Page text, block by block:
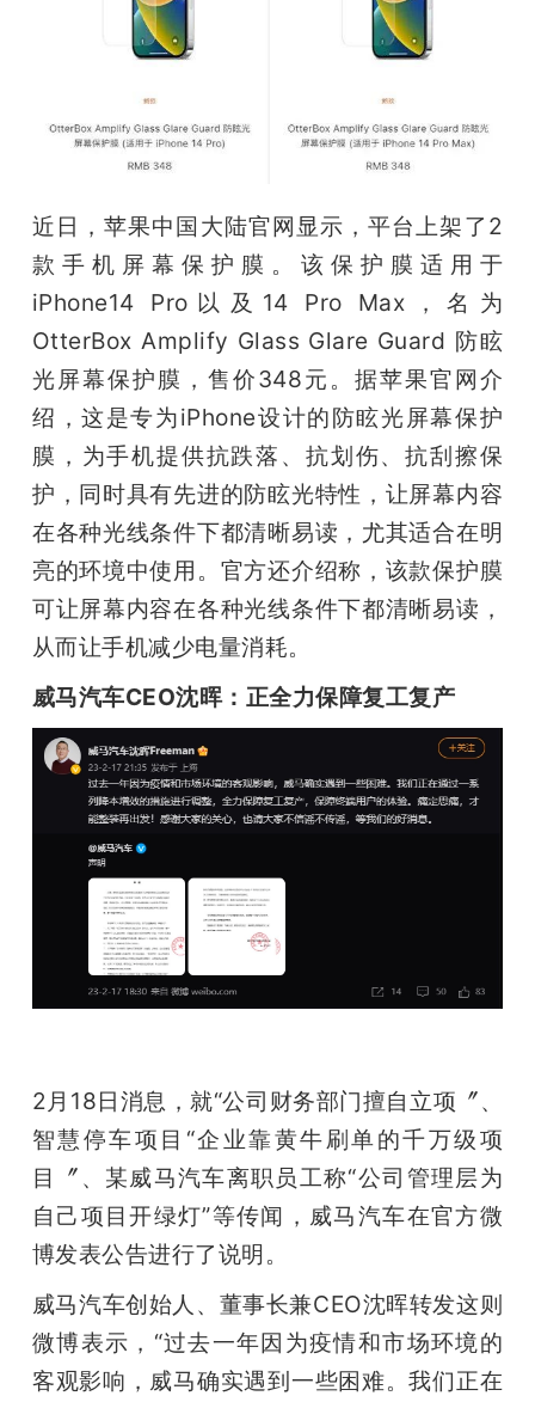
近日，苹果中国大陆官网显示，平台上架了2
款手机屏幕保护膜。该保护膜适用于
iPhone14 Pro以及14 Pro Max，名为
OtterBox Amplify Glass Glare Guard 防眩
光屏幕保护膜，售价348元。据苹果官网介
绍，这是专为iPhone设计的防眩光屏幕保护
膜，为手机提供抗跌落、抗划伤、抗刮擦保
护，同时具有先进的防眩光特性，让屏幕内容
在各种光线条件下都清晰易读，尤其适合在明
亮的环境中使用。官方还介绍称，该款保护膜
可让屏幕内容在各种光线条件下都清晰易读，
从而让手机减少电量消耗。
威马汽车CEO沈晖：正全力保障复工复产
2月18日消息，就“公司财务部门擅自立项〞、
智慧停车项目“企业靠黄牛刷单的千万级项
目〞、某威马汽车离职员工称“公司管理层为
自己项目开绿灯”等传闻，威马汽车在官方微
博发表公告进行了说明。
威马汽车创始人、董事长兼CEO沈晖转发这则
微博表示，“过去一年因为疫情和市场环境的
客观影响，威马确实遇到一些困难。我们正在